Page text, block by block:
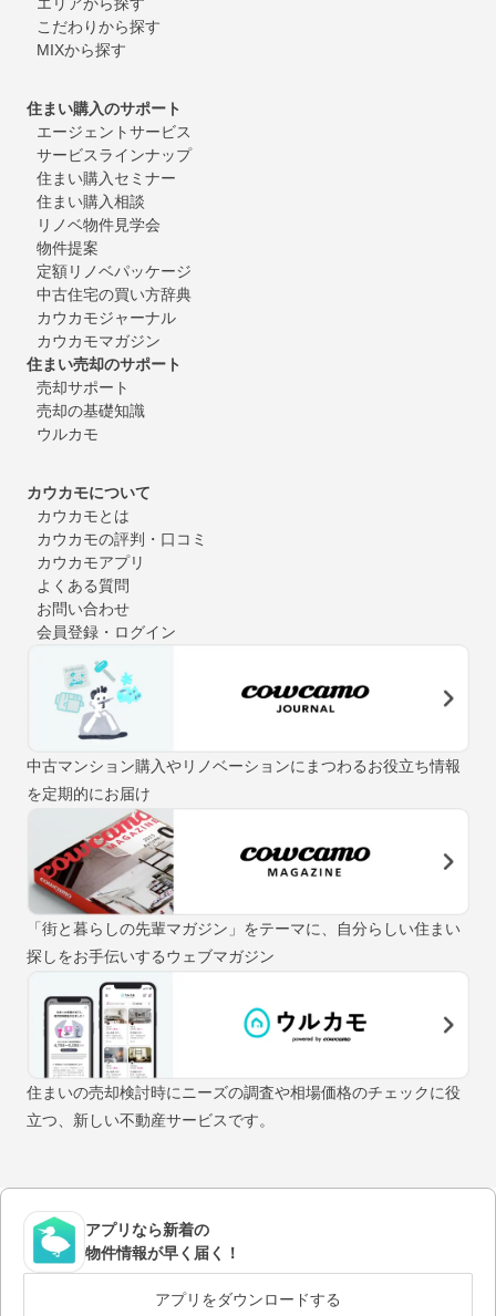
こだわりから探す
MIXから探す
住まい購入のサポート
エージェントサービス
サービスラインナップ
住まい購入セミナー
住まい購入相談
リノベ物件見学会
物件提案
定額リノベパッケージ
中古住宅の買い方辞典
カウカモジャーナル
カウカモマガジン
住まい売却のサポート
売却サポート
売却の基礎知識
ウルカモ
カウカモについて
カウカモとは
カウカモの評判・口コミ
カウカモアプリ
よくある質問
お問い合わせ
会員登録・ログイン
中古マンション購入やリノベーションにまつわるお役立ち情報
を定期的にお届け
「街と暮らしの先輩マガジン」をテーマに、自分らしい住まい
探しをお手伝いするウェブマガジン
住まいの売却検討時にニーズの調査や相場価格のチェックに役
立つ、新しい不動産サービスです。
アプリなら新着の
物件情報が早く届く！
アプリをダウンロードする